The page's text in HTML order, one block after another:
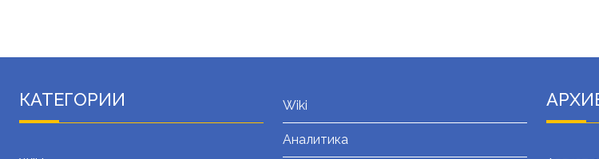
КАТЕГОРИИ Wiki
Аналитика